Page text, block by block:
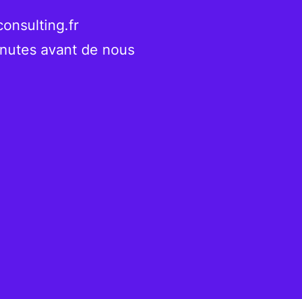
avant de nous